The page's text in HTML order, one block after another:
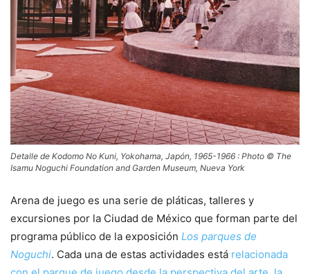
Detalle de Kodomo No Kuni, Yokohama, Japón, 1965-1966 : Photo © The
Isamu Noguchi Foundation and Garden Museum, Nueva York
Arena de juego es una serie de pláticas, talleres y
excursiones por la Ciudad de México que forman parte del
programa público de la exposición Los parques de
Noguchi. Cada una de estas actividades está relacionada